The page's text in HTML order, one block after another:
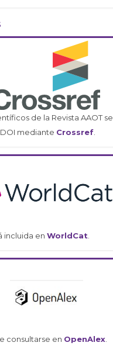
de la Revista AAOT se
mediante Crossref
incluida en WorldCat
consultarse en OpenAlex